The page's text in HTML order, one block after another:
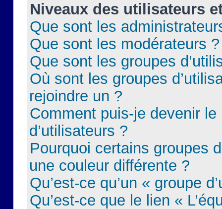
Niveaux des utilisateurs
Que sont les
Que sont les modérateurs ?
Que sont les groupes
Où sont les groupes
rejoindre un ?
Comment puis-je devenir le
d’utilisateurs ?
Pourquoi certains groupes
une couleur différente ?
Qu’est-ce qu’un « groupe
Qu’est-ce que le lien «